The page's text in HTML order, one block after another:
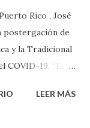
Rico , José
postergación de
y la Tradicional
19. “En
vendedores y
LEER MÁS